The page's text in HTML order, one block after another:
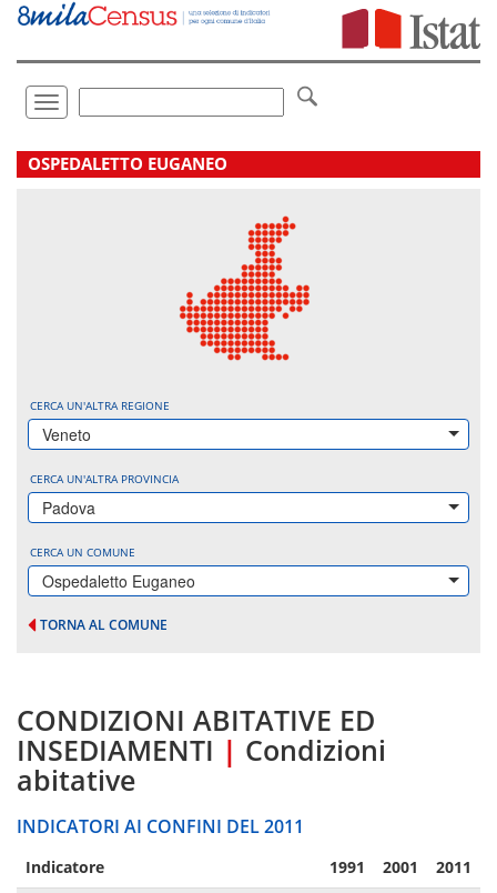
Vai
direttamente
Toggle
navigation
.
OSPEDALETTO EUGANEO
CERCA UN'ALTRA REGIONE
Veneto
CERCA UN'ALTRA PROVINCIA
Padova
CERCA UN COMUNE
Ospedaletto Euganeo
TORNA AL COMUNE
CONDIZIONI ABITATIVE ED
INSEDIAMENTI | Condizioni
abitative
INDICATORI AI CONFINI DEL 2011
Indicatore 1991 2001 2011